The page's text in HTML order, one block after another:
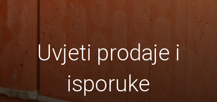
Uvjeti prodaje i
isporuke